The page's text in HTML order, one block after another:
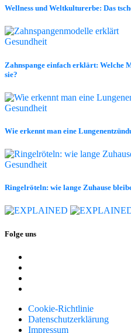
Wellness und Weltkulturerbe: Das
Gesundheit
Zahnspange einfach erklärt: Welche
sie?
Gesundheit
Wie erkennt man eine
Gesundheit
Ringelröteln: wie lange Zuhause
Folge uns
Cookie-Richtlinie
Datenschutzerklärung
Impressum